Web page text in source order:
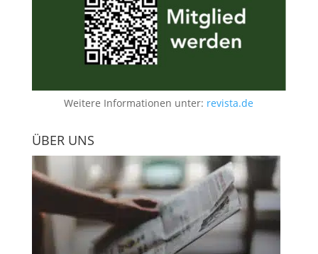
Weitere Informationen unter: revista.de
ÜBER UNS